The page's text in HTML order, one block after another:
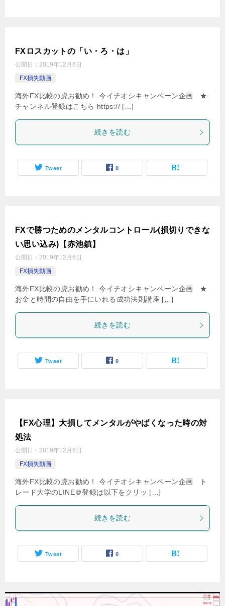
FXロスカットの「い・ろ・は」
公開日： 2019年12月6日
FX損失動画
海外FX比較の虎お勧め！ 今イチオシキャンペーン企画 ★
チャンネル登録はこちら https:// […]
続きを読む
Tweet 0
FXで勝つためのメンタルコントロール(損切りできな
い思い込み)【赤池鎮】
公開日： 2019年12月6日
FX損失動画
海外FX比較の虎お勧め！ 今イチオシキャンペーン企画 ★
お金と時間の自由を手にいれる成功法則講座 […]
続きを読む
Tweet 0
【FX心理】大損してメンタルがやばくなった時の対
処法
公開日： 2019年12月6日
FX損失動画
海外FX比較の虎お勧め！ 今イチオシキャンペーン企画 ト
レード大学のLINE＠登録は以下をクリッ […]
続きを読む
Tweet 0